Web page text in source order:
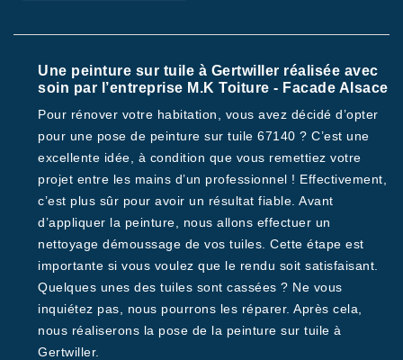
Une peinture sur tuile à Gertwiller réalisée avec
soin par l’entreprise M.K Toiture - Facade Alsace
Pour rénover votre habitation, vous avez décidé d’opter
pour une pose de peinture sur tuile 67140 ? C’est une
excellente idée, à condition que vous remettiez votre
projet entre les mains d’un professionnel ! Effectivement,
c’est plus sûr pour avoir un résultat fiable. Avant
d’appliquer la peinture, nous allons effectuer un
nettoyage démoussage de vos tuiles. Cette étape est
importante si vous voulez que le rendu soit satisfaisant.
Quelques unes des tuiles sont cassées ? Ne vous
inquiétez pas, nous pourrons les réparer. Après cela,
nous réaliserons la pose de la peinture sur tuile à
Gertwiller.